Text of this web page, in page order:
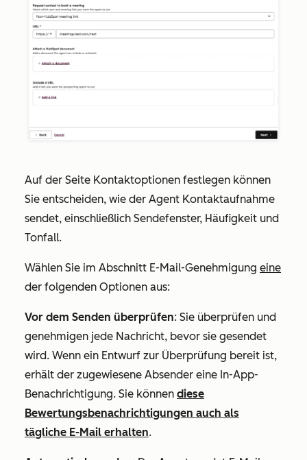
Auf der Seite Kontaktoptionen festlegen können
Sie entscheiden, wie der Agent Kontaktaufnahme
sendet, einschließlich Sendefenster, Häufigkeit und
Tonfall.
Wählen Sie im Abschnitt E-Mail-Genehmigung eine
der folgenden Optionen aus:
Vor dem Senden überprüfen: Sie überprüfen und
genehmigen jede Nachricht, bevor sie gesendet
wird. Wenn ein Entwurf zur Überprüfung bereit ist,
erhält der zugewiesene Absender eine In-App-
Benachrichtigung. Sie können diese
Bewertungsbenachrichtigungen auch als
tägliche E-Mail erhalten.